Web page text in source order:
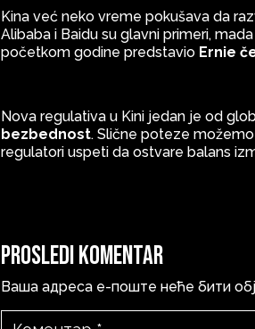
Kina već neko vreme pokušava da
Alibaba i Baidu su glavni primeri,
početkom godine predstavio Ernie
Nova regulativa u Kini jedan je od
bezbednost. Slične poteze
regulatori uspeti da ostvare balans
Prosledi komentar
Ваша адреса е-поште неће бити